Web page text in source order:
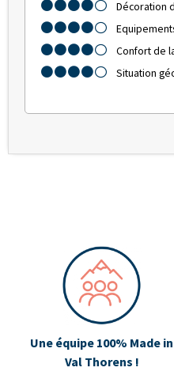
Décoration
Confort de
Situation
Une équipe 100% Made in
Val Thorens !